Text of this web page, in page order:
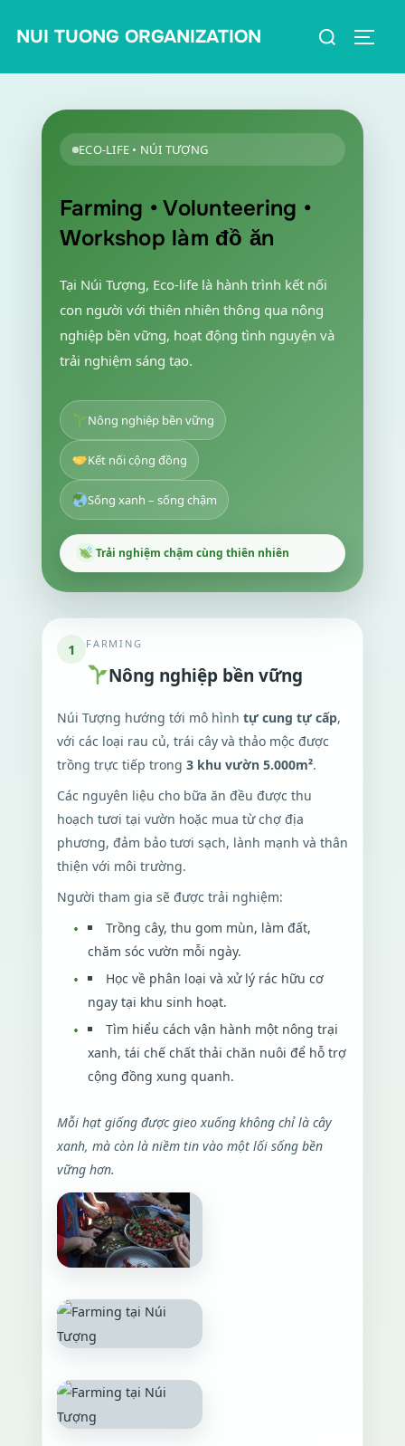
NUI TUONG ORGANIZATION
Search
for:
ECO-LIFE • NÚI TƯỢNG
Farming • Volunteering •
Workshop làm đồ ăn
Tại Núi Tượng, Eco-life là hành trình kết nối
con người với thiên nhiên thông qua nông
nghiệp bền vững, hoạt động tình nguyện và
trải nghiệm sáng tạo.
Nông nghiệp bền vững
Kết nối cộng đồng
Sống xanh – sống chậm
Trải nghiệm chậm cùng thiên nhiên
1 FARMING
Nông nghiệp bền vững
Núi Tượng hướng tới mô hình tự cung tự cấp,
với các loại rau củ, trái cây và thảo mộc được
trồng trực tiếp trong 3 khu vườn 5.000m².
Các nguyên liệu cho bữa ăn đều được thu
hoạch tươi tại vườn hoặc mua từ chợ địa
phương, đảm bảo tươi sạch, lành mạnh và thân
thiện với môi trường.
Người tham gia sẽ được trải nghiệm:
Trồng cây, thu gom mùn, làm đất,
chăm sóc vườn mỗi ngày.
Học về phân loại và xử lý rác hữu cơ
ngay tại khu sinh hoạt.
Tìm hiểu cách vận hành một nông trại
xanh, tái chế chất thải chăn nuôi để hỗ trợ
cộng đồng xung quanh.
Mỗi hạt giống được gieo xuống không chỉ là cây
xanh, mà còn là niềm tin vào một lối sống bền
vững hơn.